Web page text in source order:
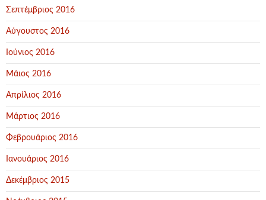
Σεπτέμβριος 2016
Αύγουστος 2016
Ιούνιος 2016
Μάιος 2016
Απρίλιος 2016
Μάρτιος 2016
Φεβρουάριος 2016
Ιανουάριος 2016
Δεκέμβριος 2015